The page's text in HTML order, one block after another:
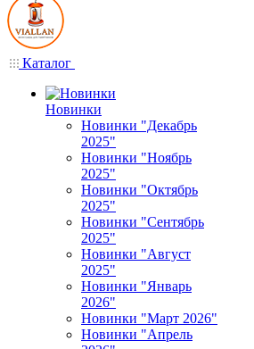
Каталог
Новинки
Новинки "Декабрь
2025"
Новинки "Ноябрь
2025"
Новинки "Октябрь
2025"
Новинки "Сентябрь
2025"
Новинки "Август
2025"
Новинки "Январь
2026"
Новинки "Март 2026"
Новинки "Апрель